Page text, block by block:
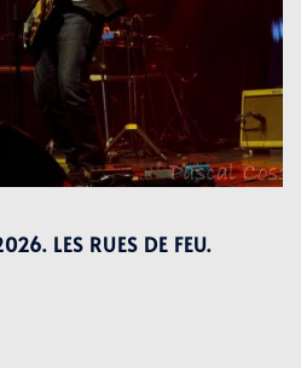
LES RUES DE FEU.